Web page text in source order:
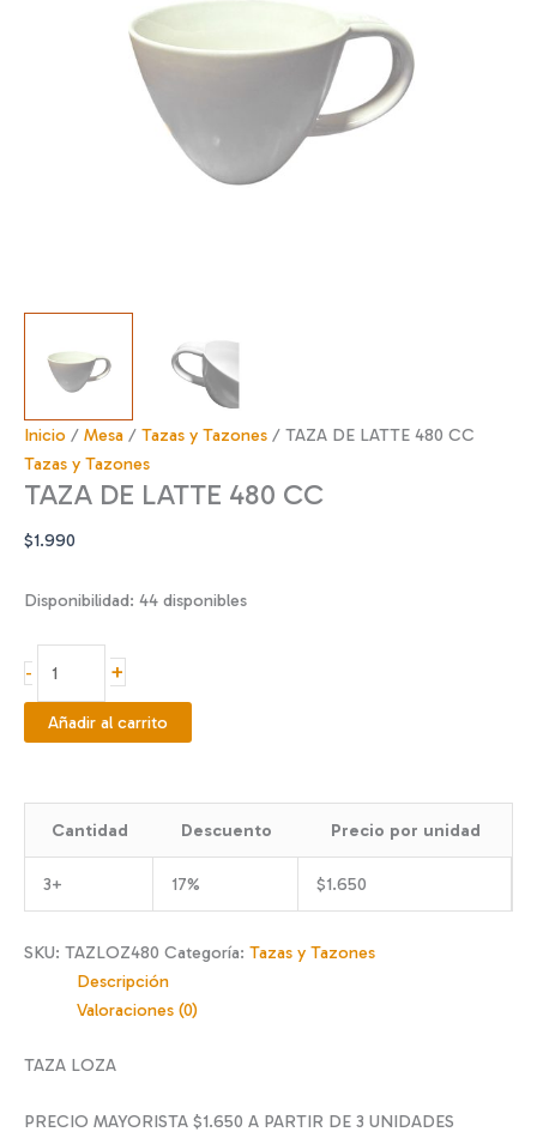
Inicio / Mesa / Tazas y Tazones / TAZA DE LATTE 480 CC
Tazas y Tazones
TAZA DE LATTE 480 CC
$1.990
Disponibilidad: 44 disponibles
-
LATTE
480
cantidad
+
Añadir al carrito
Cantidad Descuento Precio por unidad
3+ 17% $1.650
SKU: TAZLOZ480 Categoría: Tazas y Tazones
Descripción
Valoraciones (0)
TAZA LOZA
PRECIO MAYORISTA $1.650 A PARTIR DE 3 UNIDADES